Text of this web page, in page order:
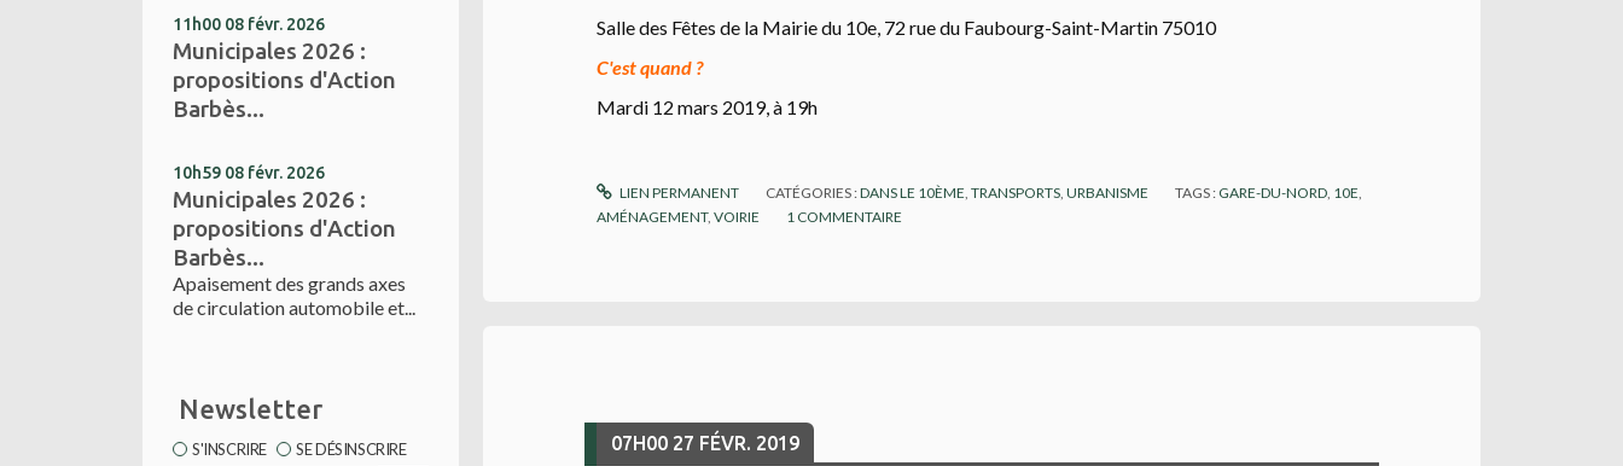
11h00 08 févr. 2026
Municipales 2026 :
propositions d'Action
Barbès...
10h59 08 févr. 2026
Municipales 2026 :
propositions d'Action
Barbès...
Apaisement des grands axes
de circulation automobile et...
Newsletter
S'INSCRIRE SE DÉSINSCRIRE
Salle des Fêtes de la Mairie du 10e, 72 rue du Faubourg-Saint-Martin 75010
C'est quand ?
Mardi 12 mars 2019, à 19h
LIEN PERMANENT CATÉGORIES :DANS LE 10ÈME ,TRANSPORTS ,URBANISME TAGS : GARE-DU-NORD 10E
AMÉNAGEMENT, VOIRIE 1 COMMENTAIRE
07H00 27 FÉVR. 2019